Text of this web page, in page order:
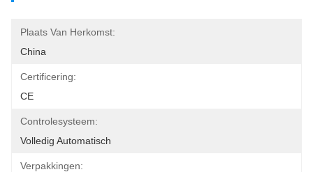
Plaats Van Herkomst:
China
Certificering:
CE
Controlesysteem:
Volledig Automatisch
Verpakkingen: